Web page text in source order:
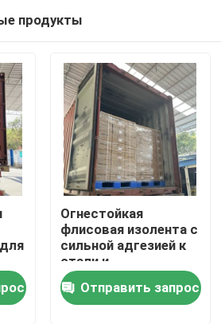
продукты
Огнестойкая
флисовая изолента с
сильной адгезией к
стали и
устойчивостью к
химическим
веществам и
Отправить запрос